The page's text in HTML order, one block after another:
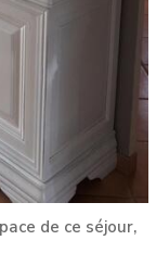
de ce séjour,